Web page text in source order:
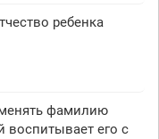
ребенка
фамилию
его с